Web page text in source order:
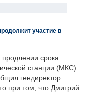
участие в
продлении срока
станции (МКС)
гендиректор
при том, что Дмитрий